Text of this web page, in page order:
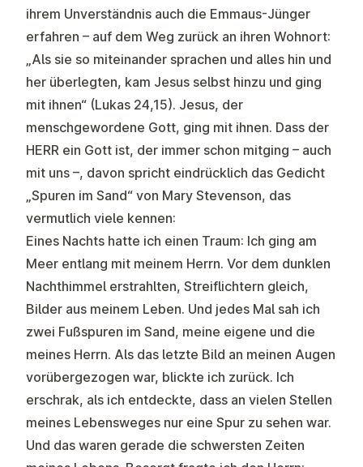
ihrem Unverständnis auch die Emmaus-Jünger
erfahren – auf dem Weg zurück an ihren Wohnort:
„Als sie so miteinander sprachen und alles hin und
her überlegten, kam Jesus selbst hinzu und ging
mit ihnen“ (Lukas 24,15). Jesus, der
menschgewordene Gott, ging mit ihnen. Dass der
HERR ein Gott ist, der immer schon mitging – auch
mit uns –, davon spricht eindrücklich das Gedicht
„Spuren im Sand“ von Mary Stevenson, das
vermutlich viele kennen:
Eines Nachts hatte ich einen Traum: Ich ging am
Meer entlang mit meinem Herrn. Vor dem dunklen
Nachthimmel erstrahlten, Streiflichtern gleich,
Bilder aus meinem Leben. Und jedes Mal sah ich
zwei Fußspuren im Sand, meine eigene und die
meines Herrn. Als das letzte Bild an meinen Augen
vorübergezogen war, blickte ich zurück. Ich
erschrak, als ich entdeckte, dass an vielen Stellen
meines Lebensweges nur eine Spur zu sehen war.
Und das waren gerade die schwersten Zeiten